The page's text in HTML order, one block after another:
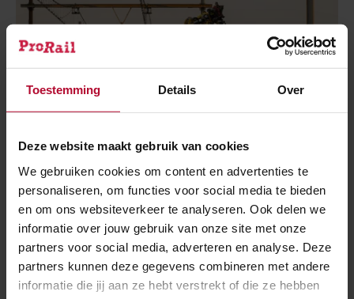
Toestemming Details Over
Deze website maakt gebruik van cookies
We gebruiken cookies om content en advertenties te
personaliseren, om functies voor social media te bieden
en om ons websiteverkeer te analyseren. Ook delen we
informatie over jouw gebruik van onze site met onze
partners voor social media, adverteren en analyse. Deze
partners kunnen deze gegevens combineren met andere
informatie die jij aan ze hebt verstrekt of die ze hebben
Duurzaam aan de slag op station Almere
Muziekwijk
7 augustus 2026